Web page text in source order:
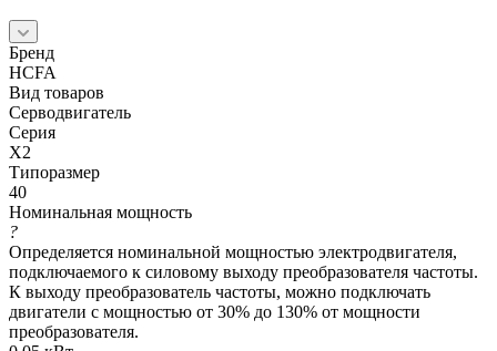
Бренд
HCFA
Вид товаров
Серводвигатель
Серия
X2
Типоразмер
40
Номинальная мощность
?
Определяется номинальной мощностью электродвигателя,
подключаемого к силовому выходу преобразователя частоты.
К выходу преобразователь частоты, можно подключать
двигатели с мощностью от 30% до 130% от мощности
преобразователя.